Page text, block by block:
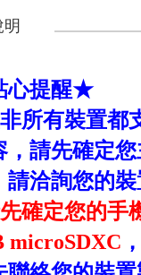
心提醒★
所有裝置都
，請先確定
請洽詢您的
確定您的手
microSDXC